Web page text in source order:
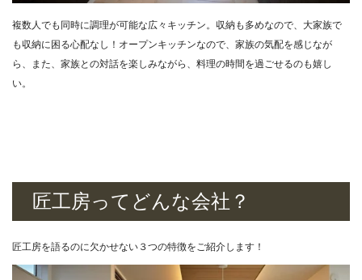
複数人でも同時に調理が可能な広々キッチン。収納も多めなので、大家族で
も収納に困る心配なし！オープンキッチンなので、家族の気配を感じなが
ら、また、家族との対話を楽しみながら、料理の時間を過ごせるのも嬉し
い。
匠工房ってどんな会社？
匠工房を語るのに欠かせない３つの特徴をご紹介します！